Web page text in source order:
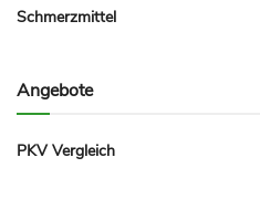
Schmerzmittel
Angebote
PKV Vergleich